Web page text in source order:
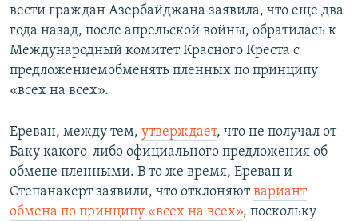
вести граждан Азербайджана заявила, что еще два
года назад, после апрельской войны, обратилась к
Международный комитет Красного Креста с
предложениемобменять пленных по принципу
«всех на всех».
Ереван, между тем, утверждает, что не получал от
Баку какого-либо официального предложения об
обмене пленными. В то же время, Ереван и
Степанакерт заявили, что отклоняютвариант
обмена по принципу «всех на всех», поскольку